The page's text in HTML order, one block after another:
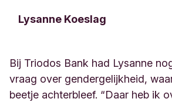
Lysanne Koeslag
Bij Triodos Bank had Lysanne
vraag over gendergelijkheid,
beetje achterbleef. “Daar heb ik